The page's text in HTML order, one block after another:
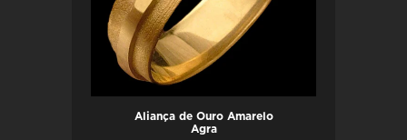
Aliança de Ouro Amarelo
Agra